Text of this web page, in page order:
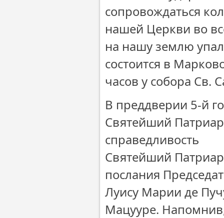
сопровождаться
нашей Церкви во
на нашу землю
состоится в
часов у собора Св.
В преддверии 5-й
Святейший
справедливость
Святейший
послания
Луису Марии де
Мацууре.